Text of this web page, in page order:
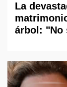
La
árbol: "No